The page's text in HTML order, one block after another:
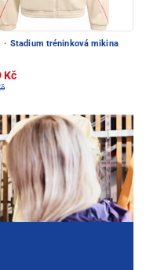
· Stadium tréninková mikina
Kč